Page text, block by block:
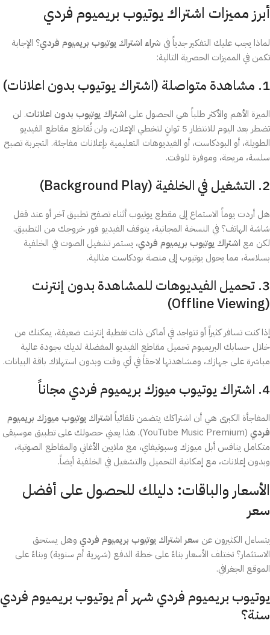
أبرز مميزات اشتراك يوتيوب بريميوم فردي
لماذا يجب عليك التفكير جدياً في شراء اشتراك يوتيوب بريميوم فردي؟ الإجابة
تكمن في المميزات الحصرية التالية:
1. مشاهدة متواصلة (اشتراك يوتيوب بدون اعلانات)
الميزة الأهم والأكثر طلباً هي الحصول على اشتراك يوتيوب بدون اعلانات. لن
تضطر بعد اليوم للانتظار 5 ثوانٍ لتخطي الإعلان، ولن تُقاطع مقاطع الفيديو
الطويلة، أو البودكاست، أو الفيديوهات التعليمية بإعلانات مفاجئة. التجربة تصبح
سلسة، مريحة، وموفرة للوقت.
2. التشغيل في الخلفية (Background Play)
هل أردت يوماً الاستماع إلى مقطع يوتيوب أثناء تصفح تطبيق آخر أو عند قفل
شاشة الهاتف؟ في النسخة المجانية، يتوقف الفيديو فور خروجك من التطبيق.
لكن مع اشتراك يوتيوب بريميوم فردي، يستمر تشغيل الصوت في الخلفية
بسلاسة، مما يحول يوتيوب إلى منصة بودكاست مثالية.
3. تحميل الفيديوهات للمشاهدة بدون إنترنت
(Offline Viewing)
إذا كنت تسافر كثيراً أو تتواجد في أماكن ذات تغطية إنترنت ضعيفة، يمكنك من
خلال حسابك البريميوم تحميل مقاطع الفيديو المفضلة لديك بجودة عالية
مباشرة على جهازك، ومشاهدتها لاحقاً في أي وقت وبدون استهلاك باقة البيانات.
4. اشتراك يوتيوب ميوزك بريميوم فردي مجاناً
المفاجأة الكبرى هي أن اشتراكك يتضمن تلقائياً اشتراك يوتيوب ميوزك بريميوم
فردي
(YouTube Music Premium). هذا يعني حصولك على تطبيق موسيقى
متكامل ينافس أبل ميوزك وسبوتيفاي، مع ملايين الأغاني والمقاطع الصوتية،
وبدون إعلانات، مع إمكانية التحميل والتشغيل في الخلفية أيضاً.
الأسعار والباقات: دليلك للحصول على أفضل
سعر
يتساءل الكثيرون عن سعر اشتراك يوتيوب بريميوم فردي وهل يستحق
الاستثمار؟ تختلف الأسعار بناءً على خطة الدفع (شهرية أم سنوية) وبناءً على
الموقع الجغرافي.
يوتيوب بريميوم فردي شهر أم يوتيوب بريميوم فردي
سنة؟